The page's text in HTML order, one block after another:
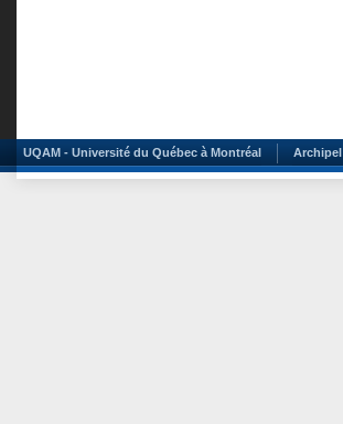
UQAM - Université du Québec à Montréal Archipel